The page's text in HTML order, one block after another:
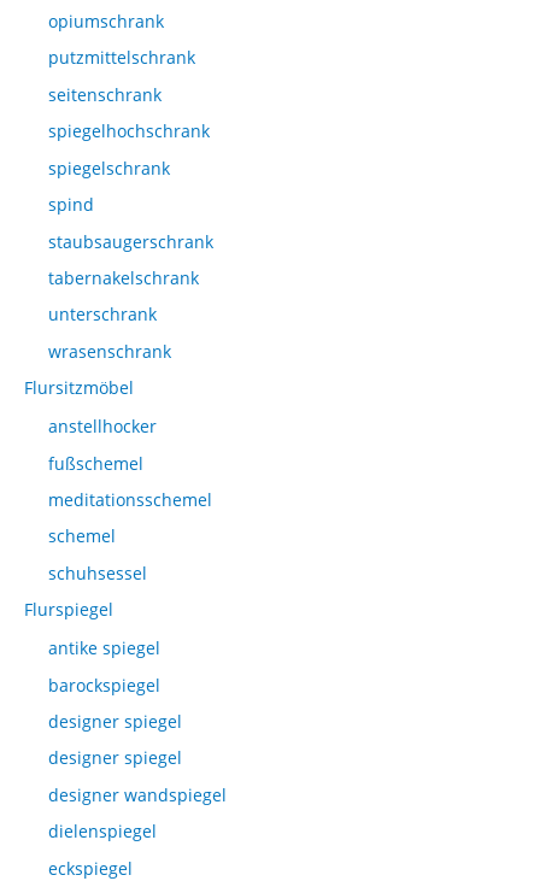
opiumschrank
putzmittelschrank
seitenschrank
spiegelhochschrank
spiegelschrank
spind
staubsaugerschrank
tabernakelschrank
unterschrank
wrasenschrank
Flursitzmöbel
anstellhocker
fußschemel
meditationsschemel
schemel
schuhsessel
Flurspiegel
antike spiegel
barockspiegel
designer spiegel
designer spiegel
designer wandspiegel
dielenspiegel
eckspiegel